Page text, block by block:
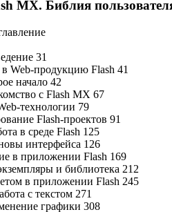
MX. Библия
31
Web-продукцию Flash 41
начало 42
с Flash MX 67
технологии 79
Flash-проектов 91
в среде Flash 125
интерфейса 126
в приложении Flash 169
и библиотека 212
в приложении Flash 245
с текстом 271
графики 308